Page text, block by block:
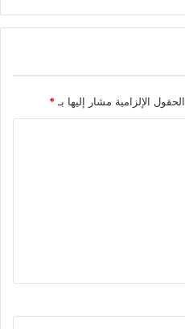
الحقول الإلزامية مشار إليها بـ *